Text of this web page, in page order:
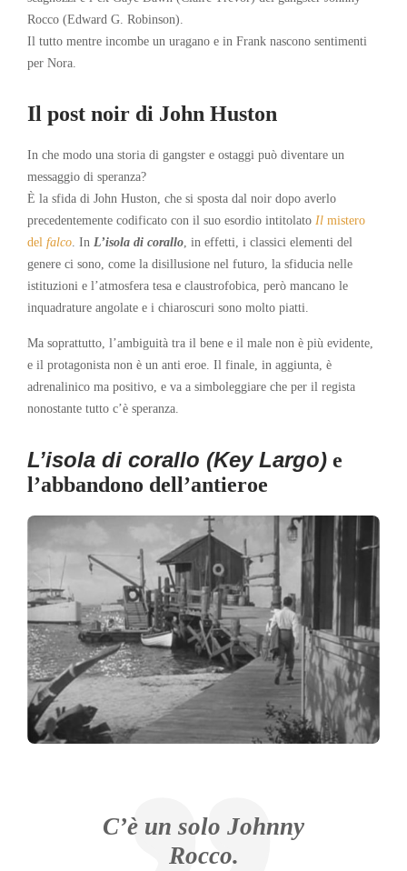
Rocco (Edward G. Robinson).
Il tutto mentre incombe un uragano e in Frank nascono sentimenti
per Nora.
Il post noir di John Huston
In che modo una storia di gangster e ostaggi può diventare un
messaggio di speranza?
È la sfida di John Huston, che si sposta dal noir dopo averlo
precedentemente codificato con il suo esordio intitolato Il mistero
del falco. In L’isola di corallo, in effetti, i classici elementi del
genere ci sono, come la disillusione nel futuro, la sfiducia nelle
istituzioni e l’atmosfera tesa e claustrofobica, però mancano le
inquadrature angolate e i chiaroscuri sono molto piatti.
Ma soprattutto, l’ambiguità tra il bene e il male non è più evidente,
e il protagonista non è un anti eroe. Il finale, in aggiunta, è
adrenalinico ma positivo, e va a simboleggiare che per il regista
nonostante tutto c’è speranza.
L’isola di corallo (Key Largo) e
l’abbandono dell’antieroe
C’è un solo Johnny
Rocco.